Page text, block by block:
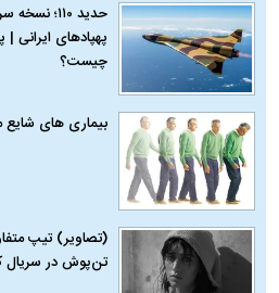
حدید ۱۱۰؛
پهپادهای ایرانی |
چیست؟
بیماری‌ های شایع
(تصاویر) تیپ
تن‌پوش در سریال